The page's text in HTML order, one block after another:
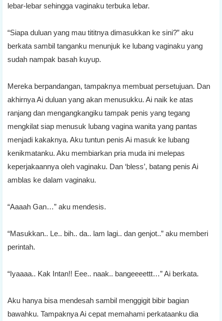
lebar-lebar sehingga vaginaku terbuka lebar.
“Siapa duluan yang mau tititnya dimasukkan ke sini?” aku
berkata sambil tanganku menunjuk ke lubang vaginaku yang
sudah nampak basah kuyup.
Mereka berpandangan, tampaknya membuat persetujuan. Dan
akhirnya Ai duluan yang akan menusukku. Ai naik ke atas
ranjang dan mengangkangiku tampak penis yang tegang
mengkilat siap menusuk lubang vagina wanita yang pantas
menjadi kakaknya. Aku tuntun penis Ai masuk ke lubang
kenikmatanku. Aku membiarkan pria muda ini melepas
keperjakaannya oleh vaginaku. Dan ‘bless’, batang penis Ai
amblas ke dalam vaginaku.
“Aaaah Gan…” aku mendesis.
“Masukkan.. Le.. bih.. da.. lam lagi.. dan genjot..” aku memberi
perintah.
“Iyaaaa.. Kak Intan!! Eee.. naak.. bangeeeettt…” Ai berkata.
Aku hanya bisa mendesah sambil menggigit bibir bagian
bawahku. Tampaknya Ai cepat memahami perkataanku dia